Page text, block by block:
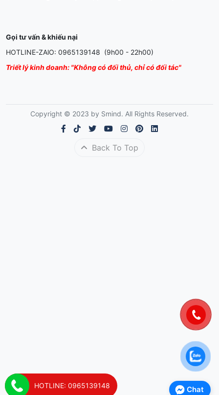
Gọi tư vấn & khiếu nại
HOTLINE-ZAlO: 0965139148 (9h00 - 22h00)
Triết lý kinh doanh: "Không có đối thủ, chỉ có đối tác"
Copyright © 2023 by Smind. All Rights Reserved.
Back To Top
Chat
HOTLINE: 0965139148